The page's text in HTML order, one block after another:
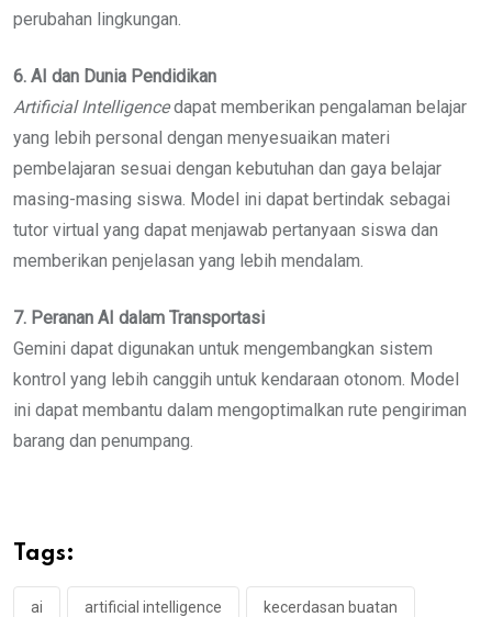
perubahan lingkungan.
6. AI dan Dunia Pendidikan
Artificial Intelligencedapat memberikan pengalaman belajar
yang lebih personal dengan menyesuaikan materi
pembelajaran sesuai dengan kebutuhan dan gaya belajar
masing-masing siswa. Model ini dapat bertindak sebagai
tutor virtual yang dapat menjawab pertanyaan siswa dan
memberikan penjelasan yang lebih mendalam.
7. Peranan AI dalam Transportasi
Gemini dapat digunakan untuk mengembangkan sistem
kontrol yang lebih canggih untuk kendaraan otonom. Model
ini dapat membantu dalam mengoptimalkan rute pengiriman
barang dan penumpang.
Tags:
ai artificial intelligence kecerdasan buatan